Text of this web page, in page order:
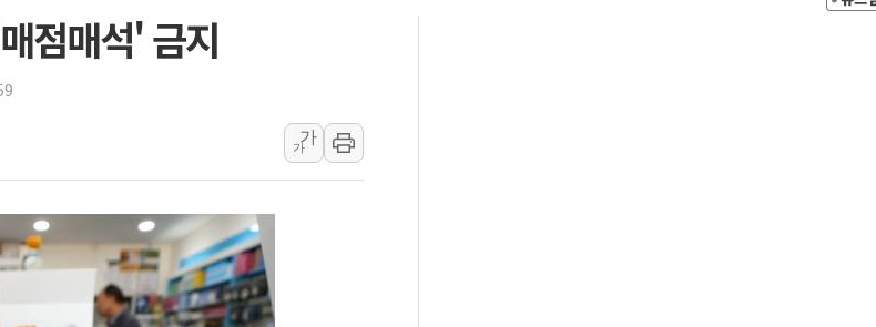
강원·전라권 폭염중대경보 확대…온열질환자 2665명·사망 23명
빚투·레버리지 줄었지만, 반도체 두 종목에 코스피 '휘청'
양주 가전제품 창고서 화재…차량 3대·건물 1동 전소
종로·중구 오피스 78%가 준공 10년 이상…리뉴얼이 경쟁력 가른다
법원, '관저 이전 봐주기 감사' 유병호 구속적부심 기각
성폭력 피해자 보호단체, 경찰수사개혁위에 보완수사권 폐지 우려 전달
우크라, 러 탄도미사일 공격에 속수무책… 패트리엇 미사일 지원, 작년의 3분의 1
"5.18은 북한 지령" 설교한 목사 불구속 송치
점매석' 금지
가
가